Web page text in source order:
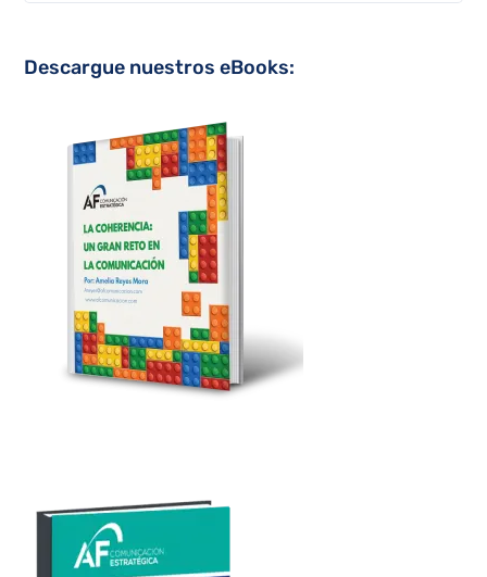
Descargue nuestros eBooks: